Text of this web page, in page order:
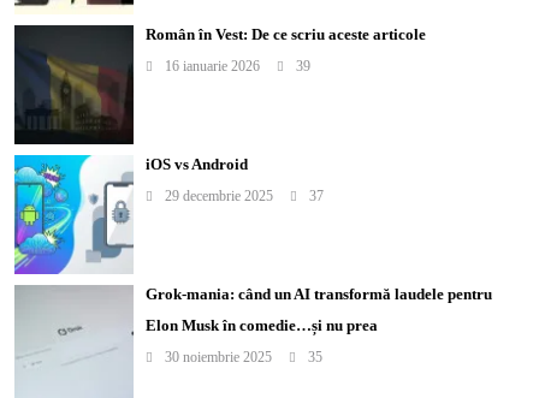
Român în Vest: De ce scriu aceste articole
16 ianuarie 2026 39
iOS vs Android
29 decembrie 2025 37
Grok-mania: când un AI transformă laudele pentru
Elon Musk în comedie…și nu prea
30 noiembrie 2025 35